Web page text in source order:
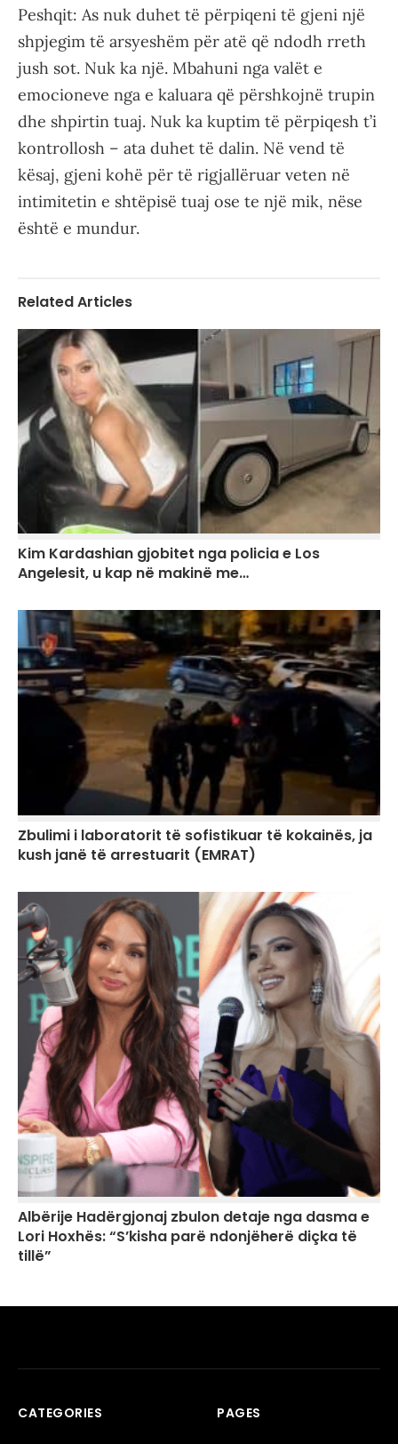
Peshqit: As nuk duhet të përpiqeni të gjeni një
shpjegim të arsyeshëm për atë që ndodh rreth
jush sot. Nuk ka një. Mbahuni nga valët e
emocioneve nga e kaluara që përshkojnë trupin
dhe shpirtin tuaj. Nuk ka kuptim të përpiqesh t’i
kontrollosh – ata duhet të dalin. Në vend të
kësaj, gjeni kohë për të rigjallëruar veten në
intimitetin e shtëpisë tuaj ose te një mik, nëse
është e mundur.
Related Articles
Kim Kardashian gjobitet nga policia e Los
Angelesit, u kap në makinë me…
Zbulimi i laboratorit të sofistikuar të kokainës, ja
kush janë të arrestuarit (EMRAT)
Albërije Hadërgjonaj zbulon detaje nga dasma e
Lori Hoxhës: “S’kisha parë ndonjëherë diçka të
tillë”
CATEGORIES PAGES